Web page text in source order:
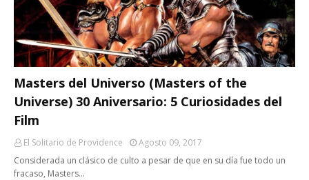
Masters del Universo (Masters of the
Universe) 30 Aniversario: 5 Curiosidades del
Film
El Solitario de Providence
Agosto 09, 2017
Considerada un clásico de culto a pesar de que en su día fue todo un
fracaso, Masters…